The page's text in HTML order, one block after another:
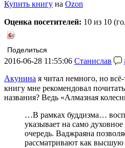
Купить книгу на Ozon
Оценка посетителей: 10 из 10
Поделиться
2016-06-28 11:55:06 Станислав
Акунина я читал немного, но
книгу мне рекомендовал
названия? Ведь «Алмазная
…В рамках буддизма…
указывает на само
очередь. Ваджраяна
рассматривают как высшую